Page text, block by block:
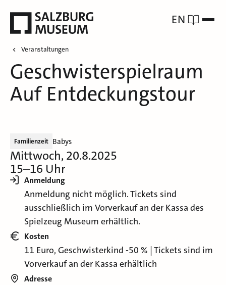
EN
Veranstaltungen
Geschwisterspielraum
Auf Entdeckungstour
Familienzeit Babys
Mittwoch, 20.8.2025
15–16 Uhr
Anmeldung
Anmeldung nicht möglich. Tickets sind
ausschließlich im Vorverkauf an der Kassa des
Spielzeug Museum erhältlich.
Kosten
11 Euro, Geschwisterkind -50 % | Tickets sind im
Vorverkauf an der Kassa erhältlich
Adresse